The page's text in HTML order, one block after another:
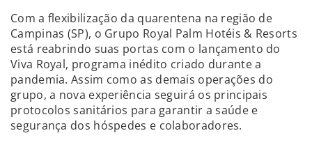
Com a flexibilização da quarentena na região de
Campinas (SP), o Grupo Royal Palm Hotéis & Resorts
está reabrindo suas portas com o lançamento do
Viva Royal, programa inédito criado durante a
pandemia. Assim como as demais operações do
grupo, a nova experiência seguirá os principais
protocolos sanitários para garantir a saúde e
segurança dos hóspedes e colaboradores.